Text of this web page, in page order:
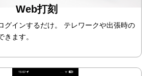
Web打刻
グインするだけ。 テレワークや出張時の
きます。